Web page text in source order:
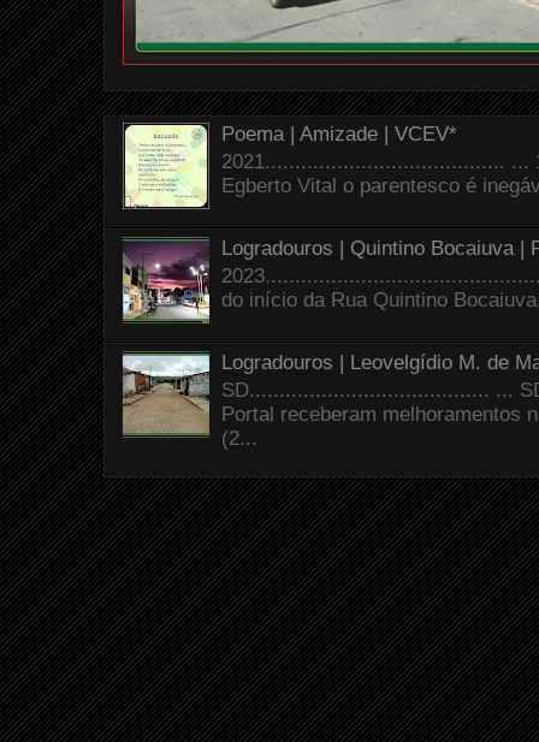
Poema | Amizade | VCEV*
2021........................................ ...
Egberto Vital o parentesco é
Logradouros | Quintino Bocaiuva |
do início da Rua Quintino
Logradouros | Leovelgídio M. de
SD........................................ ...
Portal receberam melhoramentos
(2...